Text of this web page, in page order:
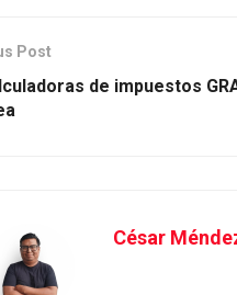
Post
de impuestos
César